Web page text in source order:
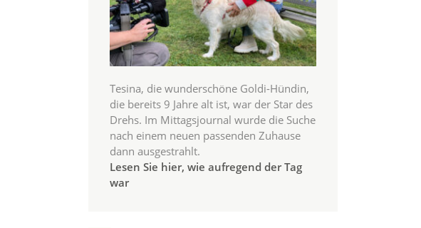
Tesina, die wunderschöne Goldi-Hündin,
die bereits 9 Jahre alt ist, war der Star des
Drehs. Im Mittagsjournal wurde die Suche
nach einem neuen passenden Zuhause
dann ausgestrahlt.
Lesen Sie hier, wie aufregend der Tag
war